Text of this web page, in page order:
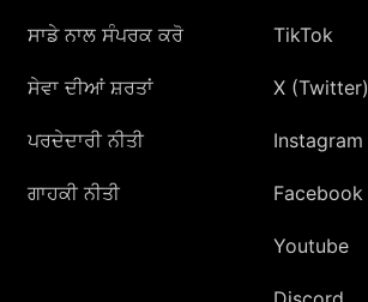
ਸਾਡੇ ਨਾਲ ਸੰਪਰਕ ਕਰੋ
ਸੇਵਾ ਦੀਆਂ ਸ਼ਰਤਾਂ
ਪਰਦੇਦਾਰੀ ਨੀਤੀ
ਗਾਹਕੀ ਨੀਤੀ
TikTok
X (Twitter)
Instagram
Facebook
Youtube